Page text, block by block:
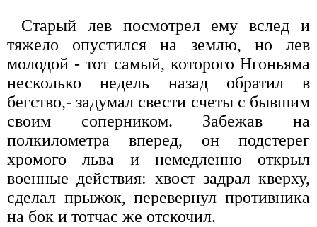
Старый лев посмотрел ему вслед и
тяжело опустился на землю, но лев
молодой - тот самый, которого Нгоньяма
несколько недель назад обратил в
бегство,- задумал свести счеты с бывшим
своим соперником. Забежав на
полкилометра вперед, он подстерег
хромого льва и немедленно открыл
военные действия: хвост задрал кверху,
сделал прыжок, перевернул противника
на бок и тотчас же отскочил.